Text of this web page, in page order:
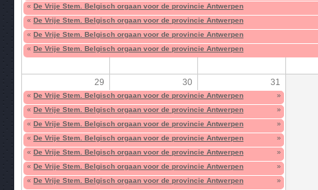
« De Vrije Stem. Belgisch orgaan voor de provincie Antwerpen
« De Vrije Stem. Belgisch orgaan voor de provincie Antwerpen
« De Vrije Stem. Belgisch orgaan voor de provincie Antwerpen
« De Vrije Stem. Belgisch orgaan voor de provincie Antwerpen
29 30 31
« De Vrije Stem. Belgisch orgaan voor de provincie Antwerpen
»
« De Vrije Stem. Belgisch orgaan voor de provincie Antwerpen
»
« De Vrije Stem. Belgisch orgaan voor de provincie Antwerpen
»
« De Vrije Stem. Belgisch orgaan voor de provincie Antwerpen
»
« De Vrije Stem. Belgisch orgaan voor de provincie Antwerpen
»
« De Vrije Stem. Belgisch orgaan voor de provincie Antwerpen
»
« De Vrije Stem. Belgisch orgaan voor de provincie Antwerpen
»